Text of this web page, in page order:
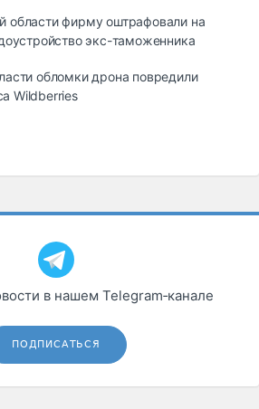
области фирму оштрафовали на
экс-таможенника
обломки дрона повредили
Wildberries
в нашем Telegram‑канале
ПОДПИСАТЬСЯ